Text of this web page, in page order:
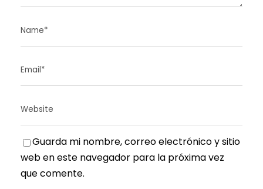
Guarda mi nombre, correo electrónico y sitio
web en este navegador para la próxima vez
que comente.